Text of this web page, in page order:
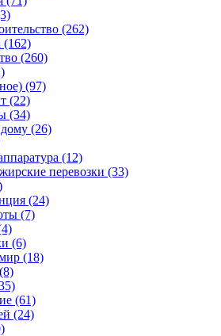
(262)
(162)
(260)
(97)
(22)
(34)
(26)
(12)
перевозки (33)
(24)
(7)
(6)
(18)
(61)
(24)